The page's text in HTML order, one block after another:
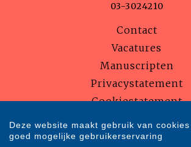
03-3024210
Contact
Vacatures
Manuscripten
Privacystatement
Cookiestatement
Cookie-instellingen
Deze website maakt gebruik van
goed mogelijke gebruikerservaring